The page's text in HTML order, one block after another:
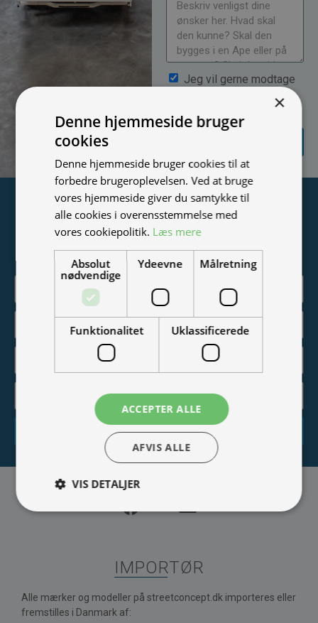
Jeg vil gerne modtage
nyheder på mail (bare rolig,
vi spammer ikke)
Tilmeld nyhedsmail
Vær blandt de første til at modtage info om nye produkter,
tilbud, events og udstillinger.
Tilmeld
IMPORTØR
Alle mærker og modeller på streetconcept.dk importeres eller
fremstilles i Danmark af:
×
Denne hjemmeside bruger
cookies
Denne hjemmeside bruger cookies til at
forbedre brugeroplevelsen. Ved at bruge
vores hjemmeside giver du samtykke til
alle cookies i overensstemmelse med
vores cookiepolitik. Læs mere
Absolut
nødvendige
Ydeevne Målretning
Funktionalitet Uklassificerede
ACCEPTER ALLE
AFVIS ALLE
VIS DETALJER